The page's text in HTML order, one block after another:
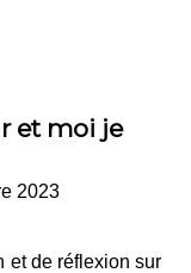
et moi je
2023
et de réflexion sur